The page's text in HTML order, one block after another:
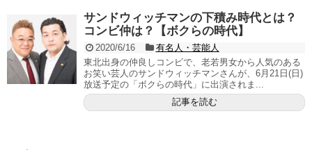
サンドウィッチマンの下積み時代とは？
コンビ仲は？【ボクらの時代】
2020/6/16
有名人・芸能人
東北出身の仲良しコンビで、老若男女から人気のある
お笑い芸人のサンドウィッチマンさんが、6月21日(日)
放送予定の「ボクらの時代」に出演されま...
記事を読む